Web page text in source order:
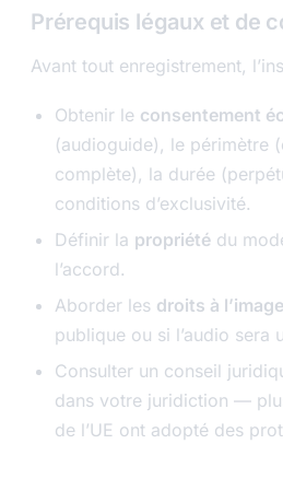
Prérequis légaux et de
Avant tout enregistrement,
Obtenir le consentement
(audioguide), le périmètre
complète), la durée
conditions d’exclusivité.
Définir la propriété du
l’accord.
Aborder les droits à l’image
publique ou si l’audio sera
Consulter un conseil
dans votre juridiction —
de l’UE ont adopté des